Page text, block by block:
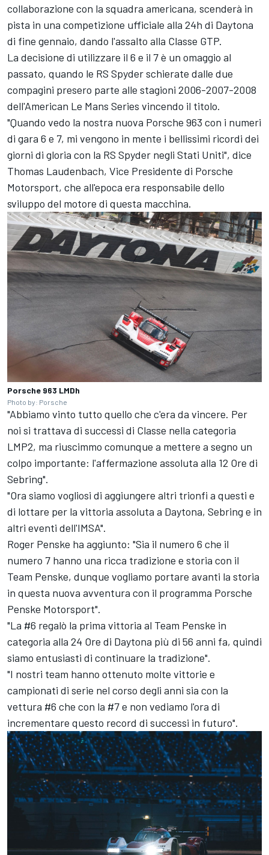
collaborazione con la squadra americana, scenderà in
pista in una competizione ufficiale alla 24h di Daytona
di fine gennaio, dando l'assalto alla Classe GTP.
La decisione di utilizzare il 6 e il 7 è un omaggio al
passato, quando le RS Spyder schierate dalle due
compagini presero parte alle stagioni 2006-2007-2008
dell'American Le Mans Series vincendo il titolo.
"Quando vedo la nostra nuova Porsche 963 con i numeri
di gara 6 e 7, mi vengono in mente i bellissimi ricordi dei
giorni di gloria con la RS Spyder negli Stati Uniti", dice
Thomas Laudenbach, Vice Presidente di Porsche
Motorsport, che all'epoca era responsabile dello
sviluppo del motore di questa macchina.
Porsche 963 LMDh
Photo by: Porsche
"Abbiamo vinto tutto quello che c'era da vincere. Per
noi si trattava di successi di Classe nella categoria
LMP2, ma riuscimmo comunque a mettere a segno un
colpo importante: l'affermazione assoluta alla 12 Ore di
Sebring".
"Ora siamo vogliosi di aggiungere altri trionfi a questi e
di lottare per la vittoria assoluta a Daytona, Sebring e in
altri eventi dell'IMSA".
Roger Penske ha aggiunto: "Sia il numero 6 che il
numero 7 hanno una ricca tradizione e storia con il
Team Penske, dunque vogliamo portare avanti la storia
in questa nuova avventura con il programma Porsche
Penske Motorsport".
"La #6 regalò la prima vittoria al Team Penske in
categoria alla 24 Ore di Daytona più di 56 anni fa, quindi
siamo entusiasti di continuare la tradizione".
"I nostri team hanno ottenuto molte vittorie e
campionati di serie nel corso degli anni sia con la
vettura #6 che con la #7 e non vediamo l'ora di
incrementare questo record di successi in futuro".